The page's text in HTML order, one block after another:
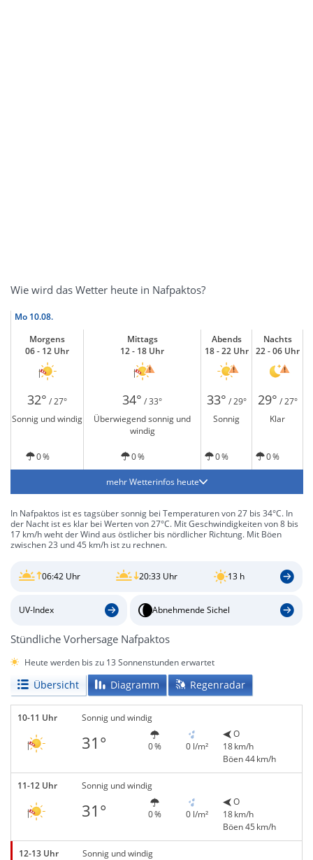
Wie wird das Wetter heute in Nafpaktos?
Mo 10.08.
Morgens
06 - 12 Uhr
Mittags
12 - 18 Uhr
Abends
18 - 22 Uhr
Nachts
22 - 06 Uhr
32° / 27° 34° / 33° 33° / 29° 29° / 27°
Sonnig und windig
Überwiegend sonnig und
windig
Sonnig Klar
0 % 0 % 0 % 0 %
mehr Wetterinfos heute
In Nafpaktos ist es tagsüber sonnig bei Temperaturen von 27 bis 34°C. In
der Nacht ist es klar bei Werten von 27°C. Mit Geschwindigkeiten von 8 bis
17 km/h weht der Wind aus östlicher bis nördlicher Richtung. Mit Böen
zwischen 23 und 45 km/h ist zu rechnen.
06:42 Uhr 20:33 Uhr 13 h
UV-Index Abnehmende Sichel
Stündliche Vorhersage Nafpaktos
Heute werden bis zu 13 Sonnenstunden erwartet
Übersicht Diagramm Regenradar
10-11 Uhr Sonnig und windig
31° 0 % 0 l/m²
O
18 km/h
Böen 44 km/h
11-12 Uhr Sonnig und windig
31° 0 % 0 l/m²
O
18 km/h
Böen 45 km/h
12-13 Uhr Sonnig und windig